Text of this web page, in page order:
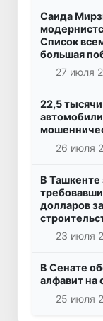
Саида
Список
большая
27 июля
22,5
26 июля
В
долларов
23 июля
В Сенате
алфавит на
25 июля